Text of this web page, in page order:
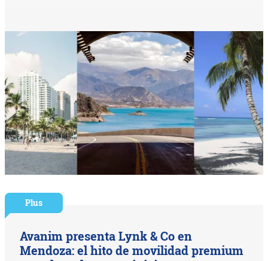
Plus
Avanim presenta Lynk & Co en
Mendoza: el hito de movilidad premium